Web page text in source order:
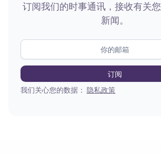
订阅我们的时事通讯，接收有关
新闻。
我们关心您的数据： 隐私政策